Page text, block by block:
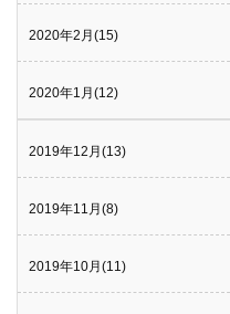
2020年2月(15)
2020年1月(12)
2019年12月(13)
2019年11月(8)
2019年10月(11)